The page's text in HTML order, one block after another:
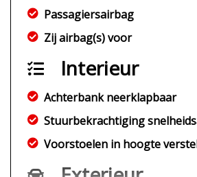
Passagiersairbag
Zij airbag(s) voor
Interieur
Achterbank neerklapbaar
Stuurbekrachtiging
Voorstoelen in hoogte